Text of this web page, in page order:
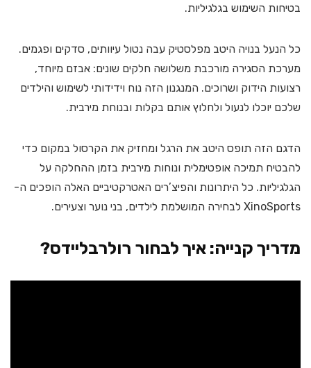
בטיחות השימוש בגלגיליות.
כל הנעל בנויה היטב מפלסטיק עבה נטול עיוותים, סדקים ופגמים.
מערכת הסגירה מורכבת משלושה חלקים שונים: אבזם מיוחד,
רצועות הידוק ושרוכים. המנגנון הזה נוח וידידותי לשימוש והילדים
שלכם יוכלו לנעול ולחלוץ אותם בקלות ובנוחת מירבית.
הדגם הזה תופס היטב את הרגל ומחזיק את הקרסול במקום כדי
להבטיח תמיכה אופטימלית ונוחות מירבית בזמן ההחלקה על
הגלגיליות. כל היתרונות והפיצ’רים האטרקטיביים האלה הופכים ה-
XinoSports לבחירה המושלמת לילדים, בני נוער וצעירים.
מדריך קנייה: איך לבחור רולרבליידס?